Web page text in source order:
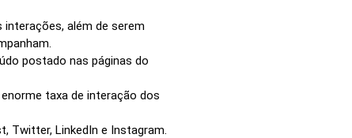
além de serem
postado nas páginas do
taxa de interação dos
Twitter, LinkedIn e Instagram.